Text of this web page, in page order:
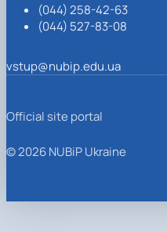
(044) 258-42-63
(044) 527-83-08
vstup@nubip.edu.ua
Official site portal
© 2026 NUBiP Ukraine